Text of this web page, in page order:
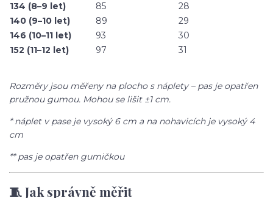
134 (8–9 let)
85
28
140 (9–10 let)
89
29
146 (10–11 let)
93
30
152 (11–12 let)
97 31
Rozměry jsou měřeny na plocho s náplety – pas je opatřen
pružnou gumou. Mohou se lišit ±1 cm.
* náplet v pase je vysoký 6 cm a na nohavicích je vysoký 4
cm
** pas je opatřen gumičkou
🧵 Jak správně měřit